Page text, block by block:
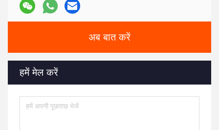
अब बात करें
हमें मेल करें